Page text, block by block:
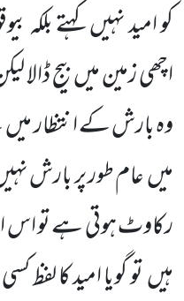
کو امید نہیں کہتے بلکہ
اچھی زمین میں بیج
وہ بارش کے انتظار
میں عام طور پر بارش
رکاوٹ ہوتی ہے تو اس
ہیں تو گویا امید کا لفظ